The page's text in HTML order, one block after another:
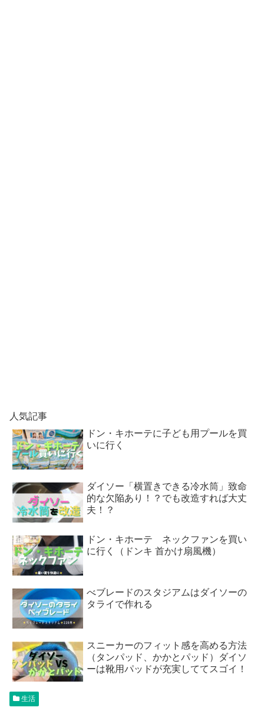
人気記事
ドン・キホーテに子ども用プールを買
いに行く
ダイソー「横置きできる冷水筒」致命
的な欠陥あり！？でも改造すれば大丈
夫！？
ドン・キホーテ ネックファンを買い
に行く（ドンキ 首かけ扇風機）
べブレードのスタジアムはダイソーの
タライで作れる
スニーカーのフィット感を高める方法
（タンパッド、かかとパッド）ダイソ
ーは靴用パッドが充実しててスゴイ！
生活